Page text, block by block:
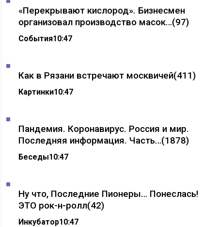
«Перекрывают кислород». Бизнесмен
организовал производство масок…(97)
События10:47
Как в Рязани встречают москвичей(411)
Картинки10:47
Пандемия. Коронавирус. Россия и мир.
Последняя информация. Часть…(1878)
Беседы10:47
Ну что, Последние Пионеры… Понеслась!
ЭТО рок-н-ролл(42)
Инкубатор10:47